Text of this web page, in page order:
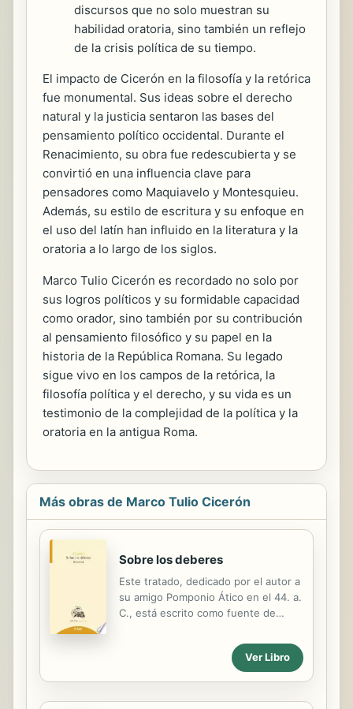
discursos que no solo muestran su
habilidad oratoria, sino también un reflejo
de la crisis política de su tiempo.
El impacto de Cicerón en la filosofía y la retórica
fue monumental. Sus ideas sobre el derecho
natural y la justicia sentaron las bases del
pensamiento político occidental. Durante el
Renacimiento, su obra fue redescubierta y se
convirtió en una influencia clave para
pensadores como Maquiavelo y Montesquieu.
Además, su estilo de escritura y su enfoque en
el uso del latín han influido en la literatura y la
oratoria a lo largo de los siglos.
Marco Tulio Cicerón es recordado no solo por
sus logros políticos y su formidable capacidad
como orador, sino también por su contribución
al pensamiento filosófico y su papel en la
historia de la República Romana. Su legado
sigue vivo en los campos de la retórica, la
filosofía política y el derecho, y su vida es un
testimonio de la complejidad de la política y la
oratoria en la antigua Roma.
Más obras de Marco Tulio Cicerón
Sobre los deberes
Este tratado, dedicado por el autor a
su amigo Pomponio Ático en el 44. a.
C., está escrito como fuente de
humano, y destinado a su propio
hijo. Trata sobre la conducta honrada
y la conducta útil, compara ambas y
Ver Libro